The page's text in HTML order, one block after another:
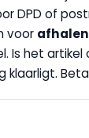
of
voor
het